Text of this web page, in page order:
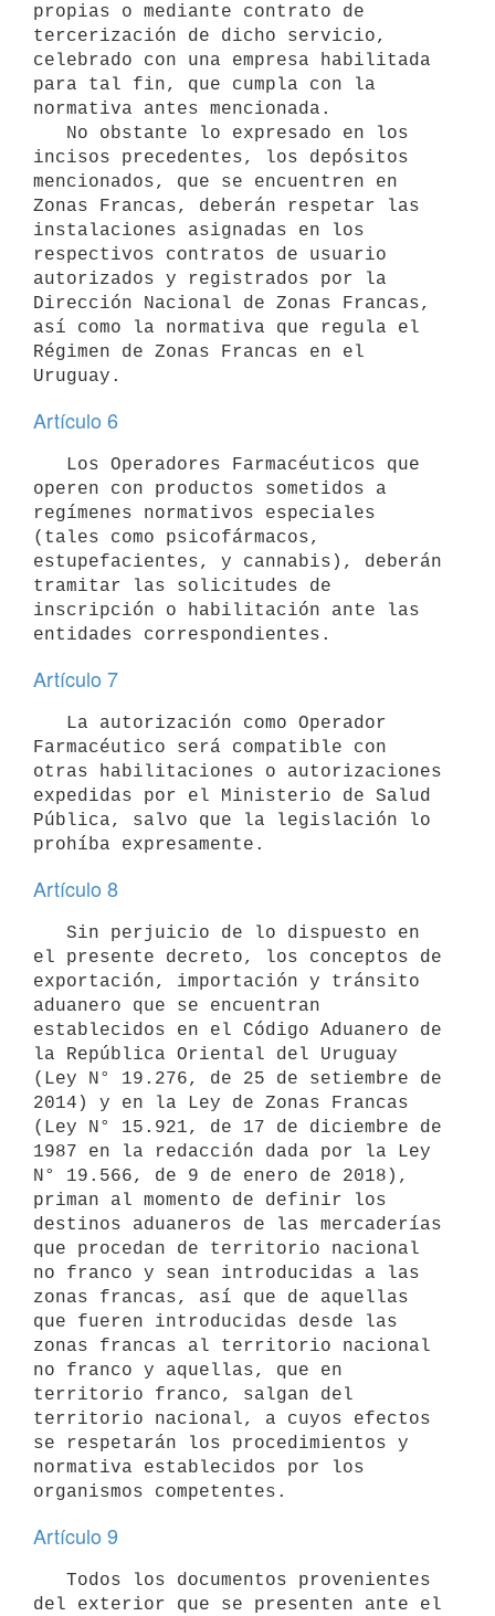
propias o mediante contrato de
tercerización de dicho servicio,
celebrado con una empresa habilitada
para tal fin, que cumpla con la
normativa antes mencionada.
incisos precedentes, los depósitos
mencionados, que se encuentren en
Zonas Francas, deberán respetar las
instalaciones asignadas en los
respectivos contratos de usuario
autorizados y registrados por la
Dirección Nacional de Zonas Francas,
así como la normativa que regula el
Régimen de Zonas Francas en el
Artículo 6
operen con productos sometidos a
regímenes normativos especiales
(tales como psicofármacos,
estupefacientes, y cannabis), deberán
tramitar las solicitudes de
inscripción o habilitación ante las
Artículo 7
Farmacéutico será compatible con
otras habilitaciones o autorizaciones
expedidas por el Ministerio de Salud
Pública, salvo que la legislación lo
Artículo 8
el presente decreto, los conceptos de
exportación, importación y tránsito
aduanero que se encuentran
establecidos en el Código Aduanero de
la República Oriental del Uruguay
(Ley N° 19.276, de 25 de setiembre de
2014) y en la Ley de Zonas Francas
(Ley N° 15.921, de 17 de diciembre de
1987 en la redacción dada por la Ley
N° 19.566, de 9 de enero de 2018),
priman al momento de definir los
destinos aduaneros de las mercaderías
que procedan de territorio nacional
no franco y sean introducidas a las
zonas francas, así que de aquellas
que fueren introducidas desde las
zonas francas al territorio nacional
no franco y aquellas, que en
territorio franco, salgan del
territorio nacional, a cuyos efectos
se respetarán los procedimientos y
normativa establecidos por los
Artículo 9
del exterior que se presenten ante el